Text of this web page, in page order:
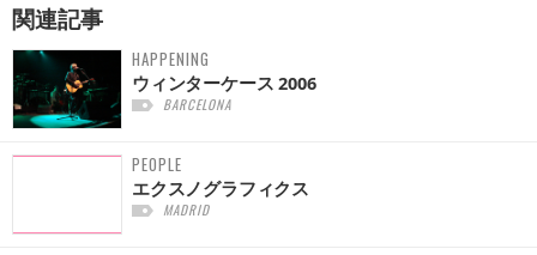
関連記事
HAPPENING
ウィンターケース 2006
BARCELONA
PEOPLE
エクスノグラフィクス
MADRID